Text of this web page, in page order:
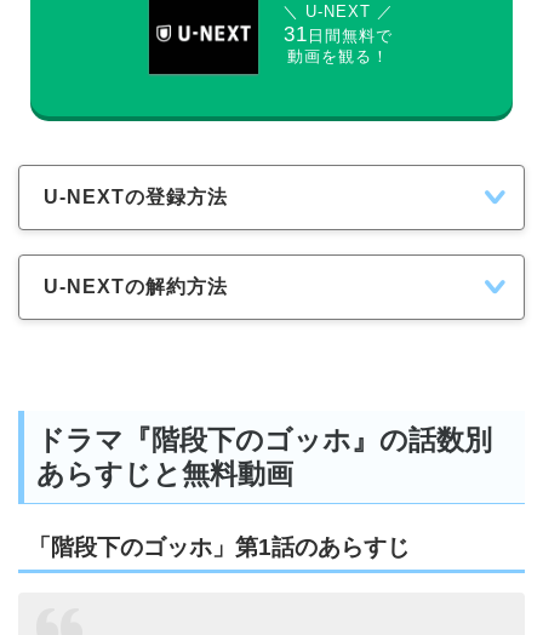
＼ U-NEXT ／
31 日間無料で
動画を観る！
U-NEXTの登録方法
U-NEXTの解約方法
ドラマ『階段下のゴッホ』の話数別
あらすじと無料動画
「階段下のゴッホ」第1話のあらすじ